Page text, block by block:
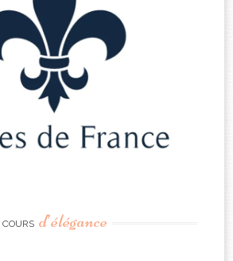
COURS d’élégance